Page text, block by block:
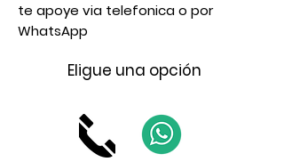
te apoye via telefonica o por
WhatsApp
Eligue una opción